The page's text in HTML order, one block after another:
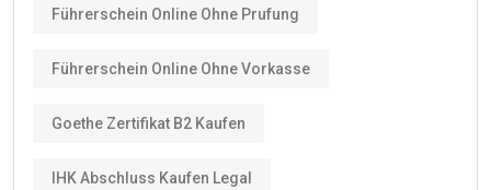
Führerschein Online Ohne Prufung
Führerschein Online Ohne Vorkasse
Goethe Zertifikat B2 Kaufen
IHK Abschluss Kaufen Legal